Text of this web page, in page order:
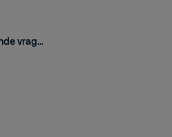
Camerabeveiliging aanschaffen? Stel uzelf de volgende vragen